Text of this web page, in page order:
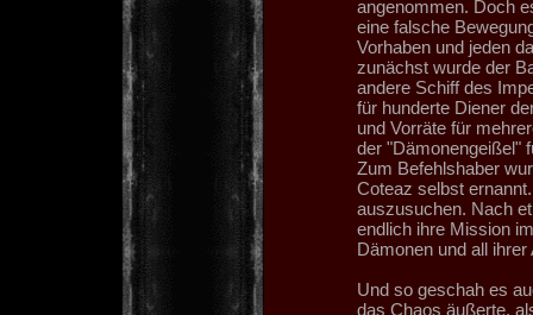
angenommen. Doch
eine falsche
Vorhaben und jeden
zunächst wurde der
andere Schiff des
für hunderte Diener
und Vorräte für
der "Dämonengeißel"
Zum Befehlshaber
Coteaz selbst
auszusuchen. Nach
endlich ihre Mission
Dämonen und all ihrer
Und so geschah es
das Chaos äußerte,